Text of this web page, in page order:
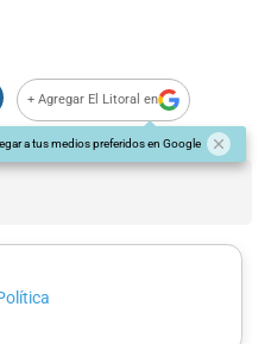
+ Agregar El Litoral en
a tus medios preferidos en Google